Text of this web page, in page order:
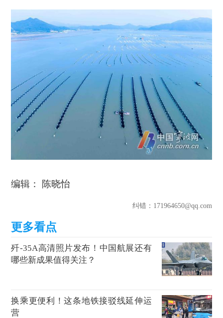
编辑： 陈晓怡
纠错：171964650@qq.com
歼-35A高清照片发布！中国航展还有
哪些新成果值得关注？
换乘更便利！这条地铁接驳线延伸运
营